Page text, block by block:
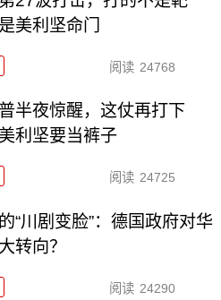
美利坚命门
阅读 24768
半夜惊醒，这仗再打下
利坚要当裤子
阅读 24725
“川剧变脸”：德国政府对华
转向？
阅读 24290